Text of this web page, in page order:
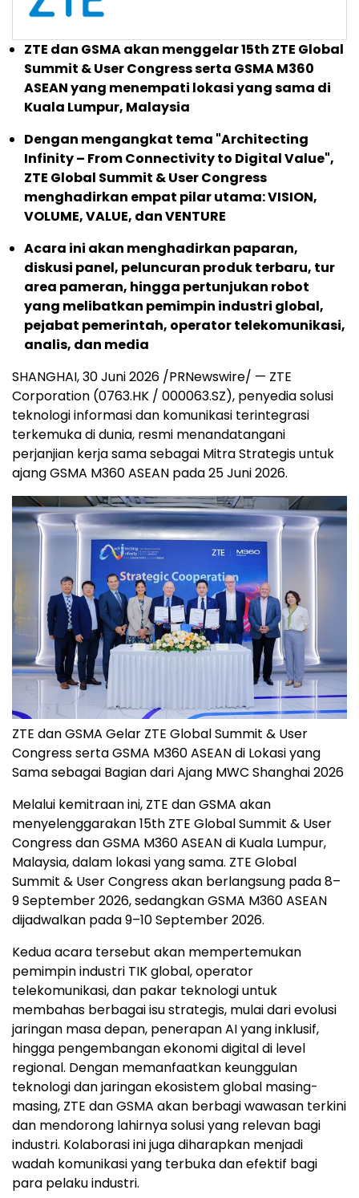
ZTE dan GSMA akan menggelar 15th ZTE Global
Summit & User Congress serta GSMA M360
ASEAN yang menempati lokasi yang sama di
Kuala Lumpur, Malaysia
Dengan mengangkat tema "Architecting
Infinity – From Connectivity to Digital Value",
ZTE Global Summit & User Congress
menghadirkan empat pilar utama: VISION,
VOLUME, VALUE, dan VENTURE
Acara ini akan menghadirkan paparan,
diskusi panel, peluncuran produk terbaru, tur
area pameran, hingga pertunjukan robot
yang melibatkan pemimpin industri global,
pejabat pemerintah, operator telekomunikasi,
analis, dan media
SHANGHAI, 30 Juni 2026 /PRNewswire/ — ZTE
Corporation (0763.HK / 000063.SZ), penyedia solusi
teknologi informasi dan komunikasi terintegrasi
terkemuka di dunia, resmi menandatangani
perjanjian kerja sama sebagai Mitra Strategis untuk
ajang GSMA M360 ASEAN pada 25 Juni 2026.
ZTE dan GSMA Gelar ZTE Global Summit & User
Congress serta GSMA M360 ASEAN di Lokasi yang
Sama sebagai Bagian dari Ajang MWC Shanghai 2026
Melalui kemitraan ini, ZTE dan GSMA akan
menyelenggarakan 15th ZTE Global Summit & User
Congress dan GSMA M360 ASEAN di Kuala Lumpur,
Malaysia, dalam lokasi yang sama. ZTE Global
Summit & User Congress akan berlangsung pada 8–
9 September 2026, sedangkan GSMA M360 ASEAN
dijadwalkan pada 9–10 September 2026.
Kedua acara tersebut akan mempertemukan
pemimpin industri TIK global, operator
telekomunikasi, dan pakar teknologi untuk
membahas berbagai isu strategis, mulai dari evolusi
jaringan masa depan, penerapan AI yang inklusif,
hingga pengembangan ekonomi digital di level
regional. Dengan memanfaatkan keunggulan
teknologi dan jaringan ekosistem global masing-
masing, ZTE dan GSMA akan berbagi wawasan terkini
dan mendorong lahirnya solusi yang relevan bagi
industri. Kolaborasi ini juga diharapkan menjadi
wadah komunikasi yang terbuka dan efektif bagi
para pelaku industri.